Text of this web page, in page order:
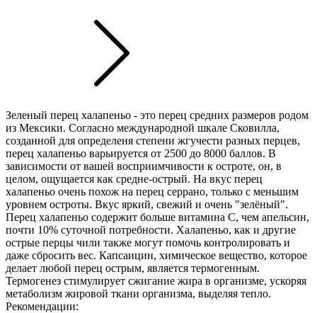
Зеленый перец халапеньо - это перец средних размеров родом
из Мексики. Согласно международной шкале Сковилла,
созданной для определеня степени жгучести разных перцев,
перец халапеньо варьируется от 2500 до 8000 баллов. В
зависимости от вашей восприимчивости к остроте, он, в
целом, ощущается как средне-острый. На вкус перец
халапеньо очень похож на перец серрано, только с меньшим
уровнем остроты. Вкус яркий, свежий и очень "зелёный".
Перец халапеньо содержит больше витамина С, чем апельсин,
почти 10% суточной потребности. Халапеньо, как и другие
острые перцы чили также могут помочь контролировать и
даже сбросить вес. Капсаицин, химическое вещество, которое
делает любой перец острым, является термогенным.
Термогенез стимулирует сжигание жира в организме, ускоряя
метаболизм жировой ткани организма, выделяя тепло.
Рекомендации: